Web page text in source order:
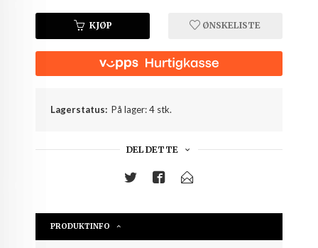
KJØP ØNSKELISTE
Lagerstatus: På lager: 4 stk.
DEL DETTE
PRODUKTINFO